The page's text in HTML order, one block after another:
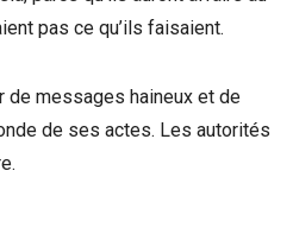
pas ce qu’ils faisaient.
de messages haineux et de
de ses actes. Les autorités